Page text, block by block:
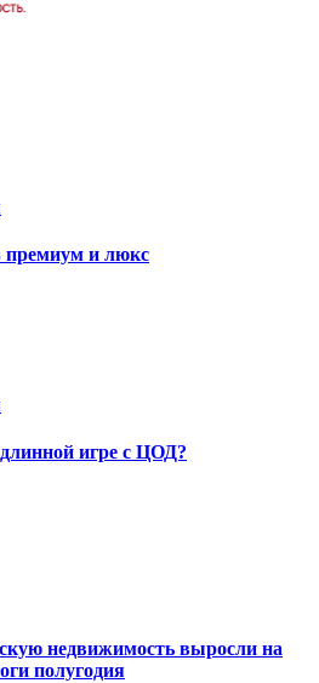
премиум и люкс
игре с ЦОД?
недвижимость выросли на
полугодия